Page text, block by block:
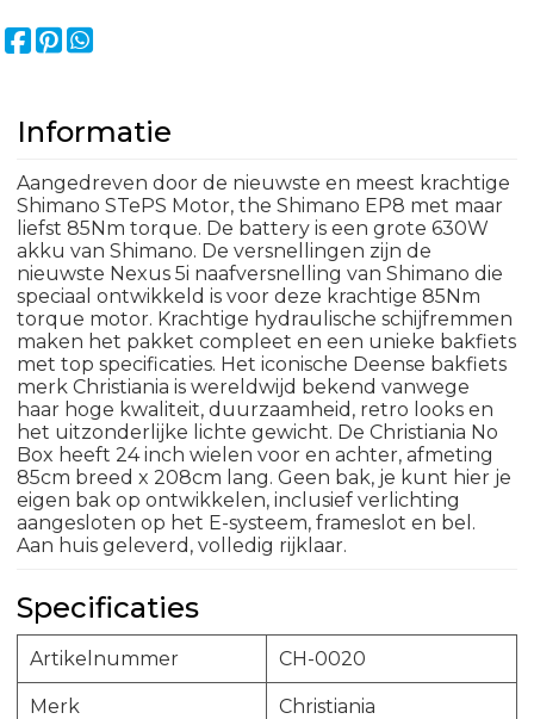
Informatie
Aangedreven door de nieuwste en meest krachtige
Shimano STePS Motor, the Shimano EP8 met maar
liefst 85Nm torque. De battery is een grote 630W
akku van Shimano. De versnellingen zijn de
nieuwste Nexus 5i naafversnelling van Shimano die
speciaal ontwikkeld is voor deze krachtige 85Nm
torque motor. Krachtige hydraulische schijfremmen
maken het pakket compleet en een unieke bakfiets
met top specificaties. Het iconische Deense bakfiets
merk Christiania is wereldwijd bekend vanwege
haar hoge kwaliteit, duurzaamheid, retro looks en
het uitzonderlijke lichte gewicht. De Christiania No
Box heeft 24 inch wielen voor en achter, afmeting
85cm breed x 208cm lang. Geen bak, je kunt hier je
eigen bak op ontwikkelen, inclusief verlichting
aangesloten op het E-systeem, frameslot en bel.
Aan huis geleverd, volledig rijklaar.
Specificaties
Artikelnummer CH-0020
Merk Christiania